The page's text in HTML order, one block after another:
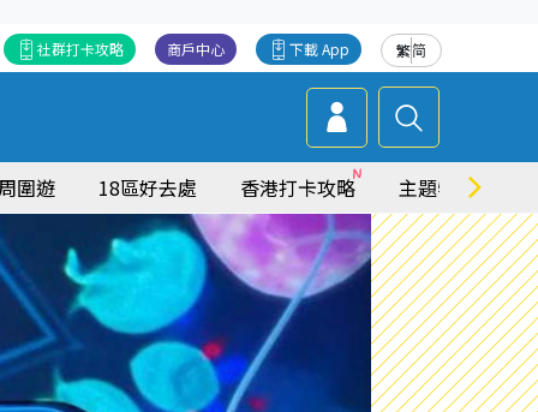
繁简
下載 App
商戶中心
社群打卡攻略
圍遊 18區好去處 香港打卡攻略 主題特集